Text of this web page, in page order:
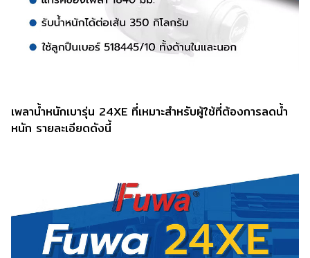
เพลาน้ำหนักเบารุ่น 24XE ที่เหมาะสำหรับผู้ใช้ที่ต้องการลดน้ำ
หนัก รายละเอียดดังนี้